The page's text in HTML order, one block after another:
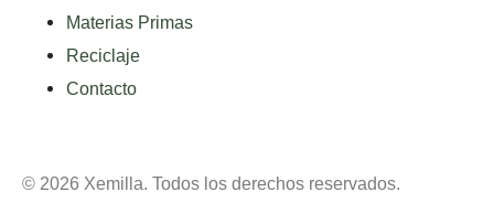
Materias Primas
Reciclaje
Contacto
© 2026 Xemilla. Todos los derechos reservados.